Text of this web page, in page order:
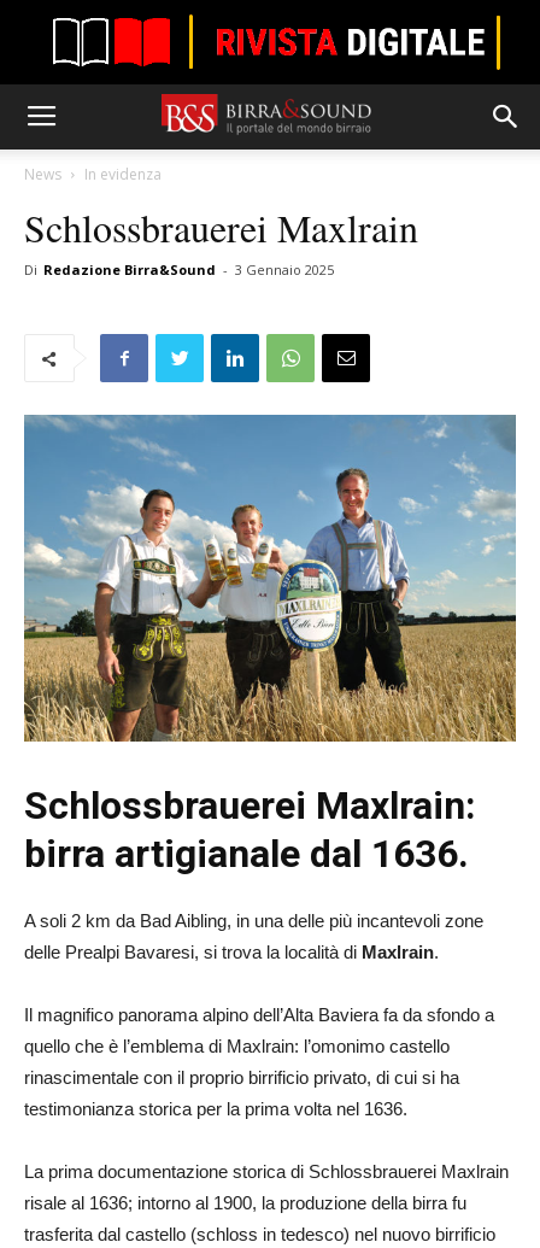
News In evidenza
Schlossbrauerei Maxlrain
Di Redazione Birra&Sound - 3 Gennaio 2025
Schlossbrauerei Maxlrain:
birra artigianale dal 1636.
A soli 2 km da Bad Aibling, in una delle più incantevoli zone
delle Prealpi Bavaresi, si trova la località di Maxlrain.
Il magnifico panorama alpino dell’Alta Baviera fa da sfondo a
quello che è l’emblema di Maxlrain: l’omonimo castello
rinascimentale con il proprio birrificio privato, di cui si ha
testimonianza storica per la prima volta nel 1636.
La prima documentazione storica di Schlossbrauerei Maxlrain
risale al 1636; intorno al 1900, la produzione della birra fu
trasferita dal castello (schloss in tedesco) nel nuovo birrificio